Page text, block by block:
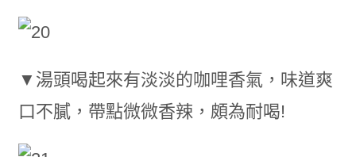
▼湯頭喝起來有淡淡的咖哩香氣，味道爽
口不膩，帶點微微香辣，頗為耐喝!